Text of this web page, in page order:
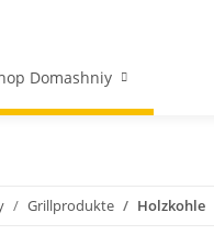
Domashniy
Grillprodukte Holzkohle